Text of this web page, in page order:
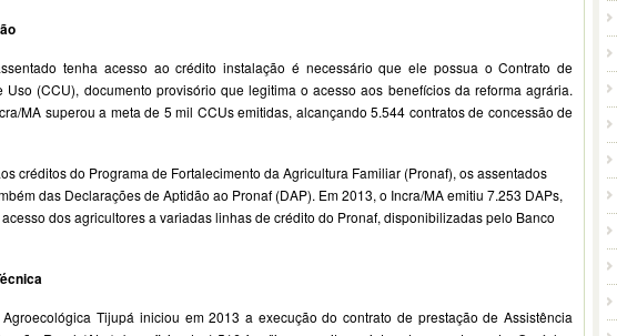
tenha acesso ao crédito instalação é necessário que ele possua o Contrato de
Uso (CCU), documento provisório que legitima o acesso aos benefícios da reforma agrária.
MA superou a meta de 5 mil CCUs emitidas, alcançando 5.544 contratos de concessão de
créditos do Programa de Fortalecimento da Agricultura Familiar (Pronaf), os assentados
das Declarações de Aptidão ao Pronaf (DAP). Em 2013, o Incra/MA emitiu 7.253 DAPs,
dos agricultores a variadas linhas de crédito do Pronaf, disponibilizadas pelo Banco
Tijupá iniciou em 2013 a execução do contrato de prestação de Assistência